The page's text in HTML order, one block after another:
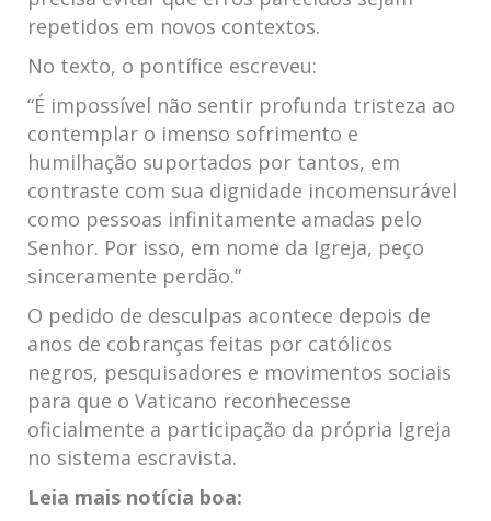
repetidos em novos contextos.
No texto, o pontífice escreveu:
“É impossível não sentir profunda tristeza ao
contemplar o imenso sofrimento e
humilhação suportados por tantos, em
contraste com sua dignidade incomensurável
como pessoas infinitamente amadas pelo
Senhor. Por isso, em nome da Igreja, peço
sinceramente perdão.”
O pedido de desculpas acontece depois de
anos de cobranças feitas por católicos
negros, pesquisadores e movimentos sociais
para que o Vaticano reconhecesse
oficialmente a participação da própria Igreja
no sistema escravista.
Leia mais notícia boa: